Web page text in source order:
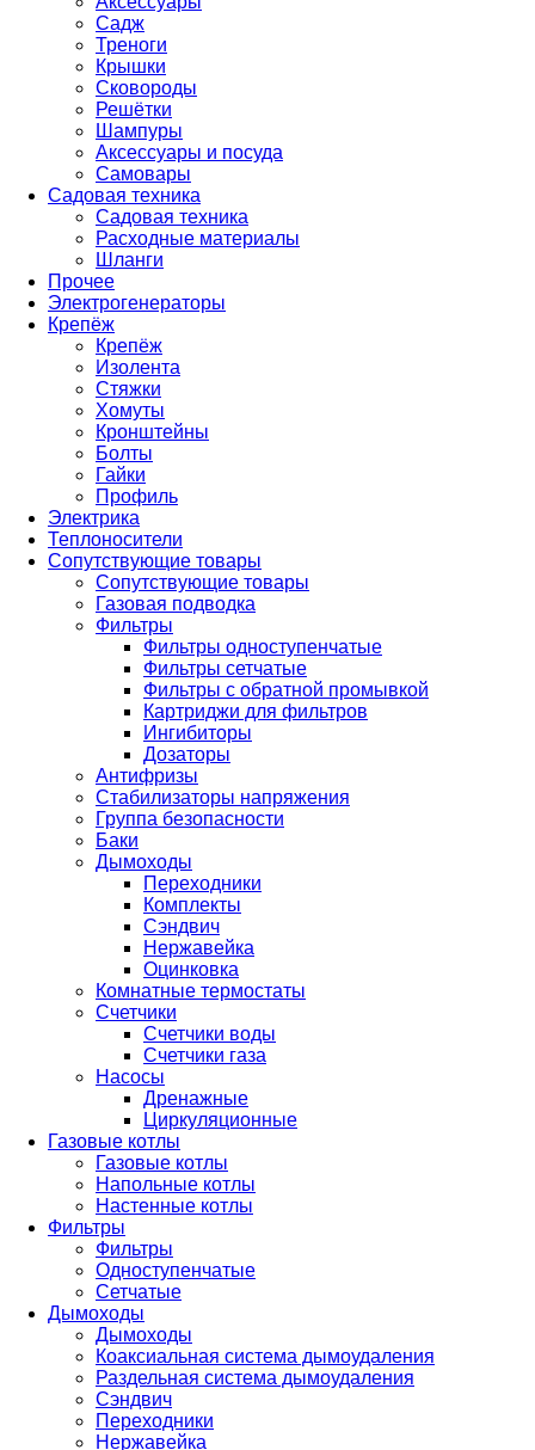
Садж
Треноги
Крышки
Сковороды
Решётки
Шампуры
Аксессуары и посуда
Самовары
Садовая техника
Садовая техника
Расходные материалы
Шланги
Прочее
Электрогенераторы
Крепёж
Крепёж
Изолента
Стяжки
Хомуты
Кронштейны
Болты
Гайки
Профиль
Электрика
Теплоносители
Сопутствующие товары
Сопутствующие товары
Газовая подводка
Фильтры
Фильтры одноступенчатые
Фильтры сетчатые
Фильтры с обратной промывкой
Картриджи для фильтров
Ингибиторы
Дозаторы
Антифризы
Стабилизаторы напряжения
Группа безопасности
Баки
Дымоходы
Переходники
Комплекты
Сэндвич
Нержавейка
Оцинковка
Комнатные термостаты
Счетчики
Счетчики воды
Счетчики газа
Насосы
Дренажные
Циркуляционные
Газовые котлы
Газовые котлы
Напольные котлы
Настенные котлы
Фильтры
Фильтры
Одноступенчатые
Сетчатые
Дымоходы
Дымоходы
Коаксиальная система дымоудаления
Раздельная система дымоудаления
Сэндвич
Переходники
Нержавейка